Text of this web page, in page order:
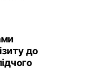
до